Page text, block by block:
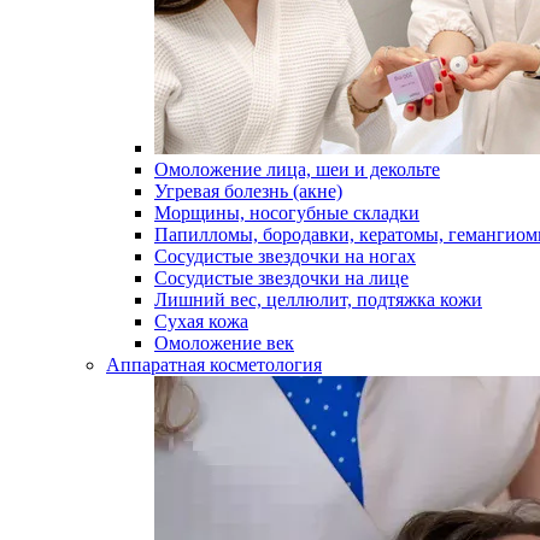
Омоложение лица, шеи и декольте
Угревая болезнь (акне)
Морщины, носогубные складки
Папилломы, бородавки, кератомы,
Сосудистые звездочки на ногах
Сосудистые звездочки на лице
Лишний вес, целлюлит, подтяжка кожи
Сухая кожа
Омоложение век
Аппаратная косметология